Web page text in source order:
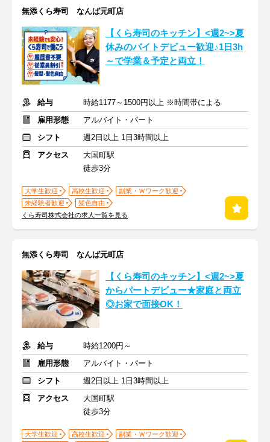
無添くら寿司 なんば元町店
【くら寿司のキッチン】<週2~>夏
休みのバイトデビュー歓迎♪1日3h
～で学業＆予定と両立！
給与
時給1177～1500円以上 ※時間帯による
雇用形態
アルバイト・パート
シフト
週2日以上 1日3時間以上
アクセス
大国町駅
徒歩3分
大学生歓迎 高校生歓迎
副業・Ｗワーク歓迎
未経験者歓迎
髪色自由
くら寿司株式会社の求人一覧を見る
無添くら寿司 なんば元町店
【くら寿司のキッチン】<週2~>夏
からパートデビュー★家庭と両立
◎お家で面接OK！
給与
時給1200円～
雇用形態
アルバイト・パート
シフト
週2日以上 1日3時間以上
アクセス
大国町駅
徒歩3分
大学生歓迎 高校生歓迎
副業・Ｗワーク歓迎